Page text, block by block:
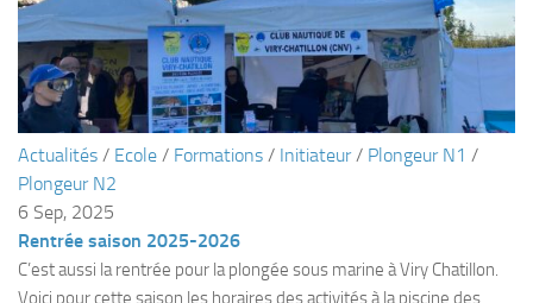
Documents utiles
Encadrement
Historique
ECOLE DE PLONGEE
Jeune plongeur
Actualités / Ecole / Formations / Initiateur/ Plongeur N1 /
Plongeur N2
6 Sep, 2025
Rentrée saison 2025-2026
C’est aussi la rentrée pour la plongée sous marine à Viry Chatillon.
Voici pour cette saison les horaires des activités à la piscine des